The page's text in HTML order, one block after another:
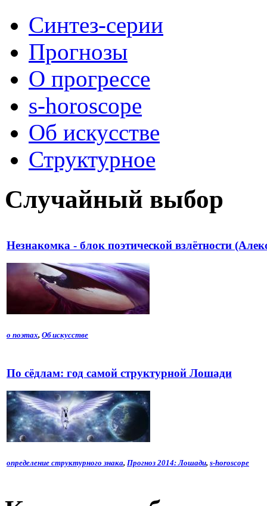
Синтез-серии
Прогнозы
О прогрессе
s-horoscope
Об искусстве
Структурное
Случайный выбор
Незнакомка - блок поэтической взлётности
о поэтах, Об искусстве
По сёдлам: год самой структурной Лошади
определение структурного знака, Прогноз 2014: Лошади, s-horoscope